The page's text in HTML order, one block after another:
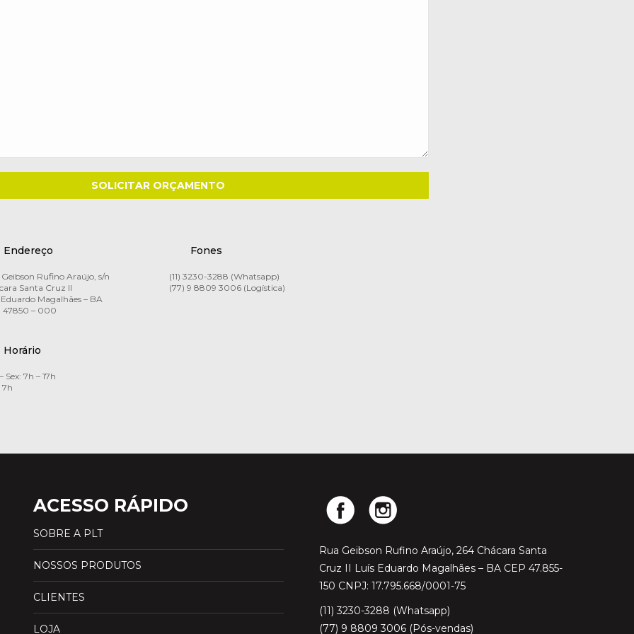
Endereço
Geibson Rufino Araújo, s/n
Santa Cruz II
Magalhães – BA
47850 – 000
Horário
Sex: 7h – 17h
7h
Fones
(11) 3230-3288 (Whatsapp)
(77) 9 8809 3006 (Logística)
ACESSO RÁPIDO
SOBRE A PLT
NOSSOS PRODUTOS
CLIENTES
LOJA
Rua Geibson Rufino Araújo, 264 Chácara Santa
Cruz II Luís Eduardo Magalhães – BA CEP 47.855-
150 CNPJ: 17.795.668/0001-75
(11) 3230-3288 (Whatsapp)
(77) 9 8809 3006 (Pós-vendas)